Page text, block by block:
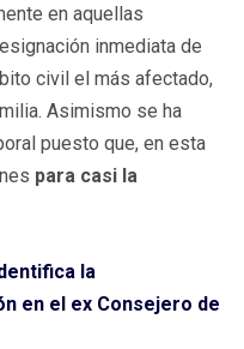
en aquellas
inmediata de
civil el más afectado,
Asimismo se ha
puesto que, en esta
para casi la
la
en el ex Consejero de